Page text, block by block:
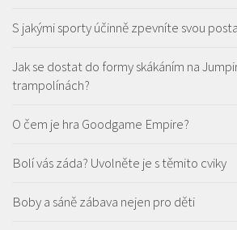
S jakými sporty účinně zpevníte svou
Jak se dostat do formy skákáním na
trampolínách?
O čem je hra Goodgame Empire?
Bolí vás záda? Uvolněte je s těmito cviky
Boby a sáně zábava nejen pro děti